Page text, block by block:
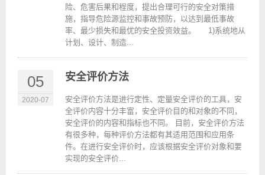
险、危害后果和程度，提出合理可行的安全对策措
施，指导危险源监控和事故预防，以达到最低事故
率、最少损失和最优的安全投资效益。 1)系统地从
计划、设计、制造...
05
2020-07
安全评价方法
安全评价方法是进行定性、定量安全评价的工具，安
全评价内容十分丰富，安全评价目的和对象的不同，
安全评价的内容和指标也不同。 目前，安全评价方法
有很多种，每种评价方法都有其适用范围和应用条
件。在进行安全评价时，应该根据安全评价对象和要
实现的安全评价...